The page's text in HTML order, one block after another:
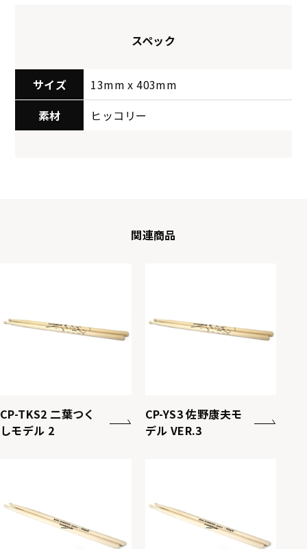
スペック
サイズ
13mm x 403mm
素材
ヒッコリー
関連商品
CP-TKS2 二葉つく
しモデル 2
CP-YS3 佐野康夫モ
デル VER.3